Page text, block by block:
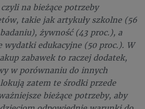
na bieżące potrzeby
takie jak artykuły szkolne (56
żywność (43 proc.), a
wydatki edukacyjne (50 proc.). W
zabawek to raczej dodatek,
w porównaniu do innych
zatem te środki przede
bieżące potrzeby, aby